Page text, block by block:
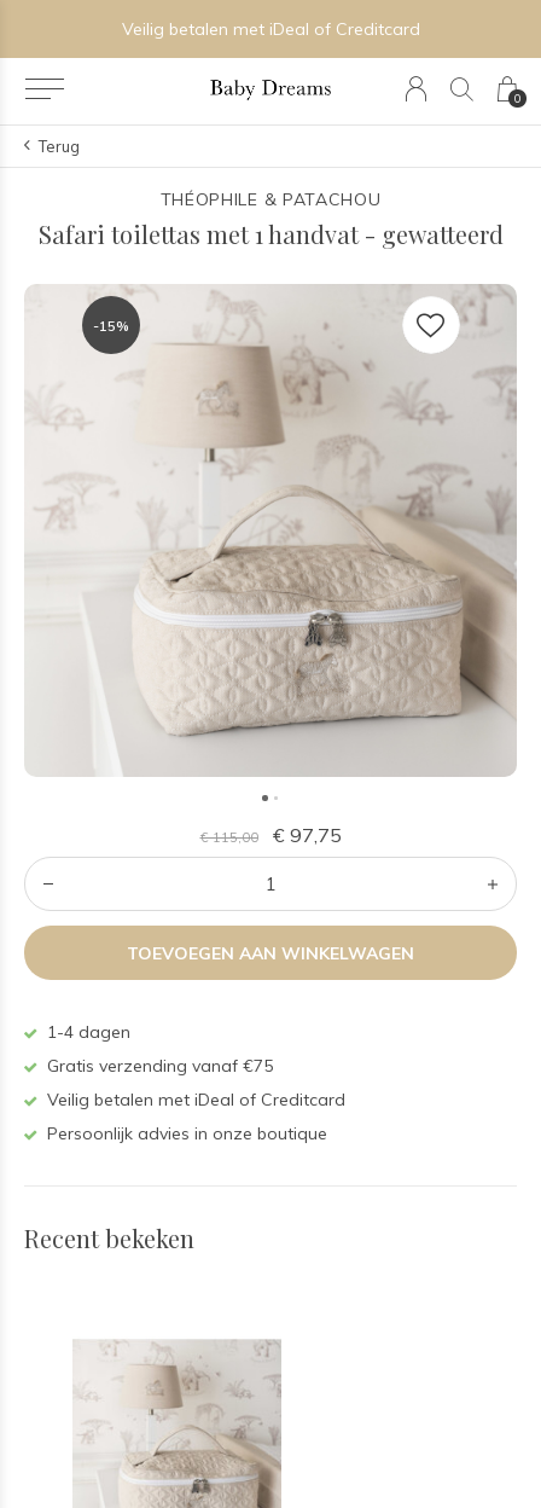
0
Veilig betalen met iDeal of Creditcard
Terug
THÉOPHILE & PATACHOU
Safari toilettas met 1 handvat - gewatteerd
-15%
€ 115,00 € 97,75
TOEVOEGEN AAN WINKELWAGEN
1-4 dagen
Gratis verzending vanaf €75
Veilig betalen met iDeal of Creditcard
Persoonlijk advies in onze boutique
Recent bekeken